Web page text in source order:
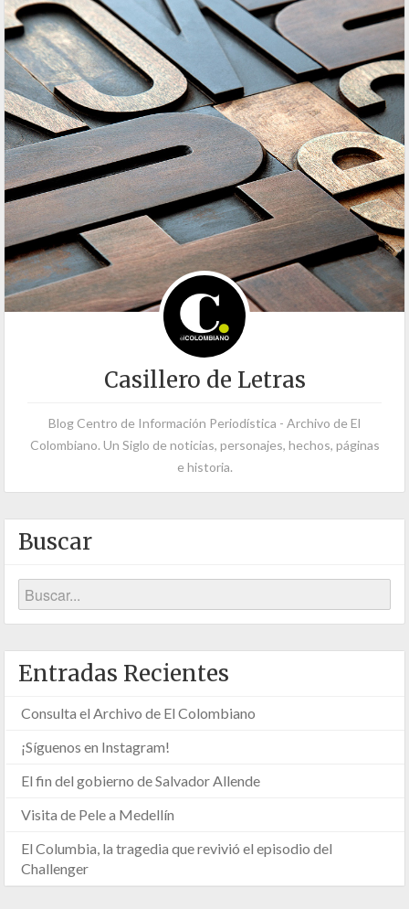
Casillero de Letras
Blog Centro de Información Periodística - Archivo de El
Colombiano. Un Siglo de noticias, personajes, hechos, páginas
e historia.
Buscar
Entradas Recientes
Consulta el Archivo de El Colombiano
¡Síguenos en Instagram!
El fin del gobierno de Salvador Allende
Visita de Pele a Medellín
El Columbia, la tragedia que revivió el episodio del
Challenger